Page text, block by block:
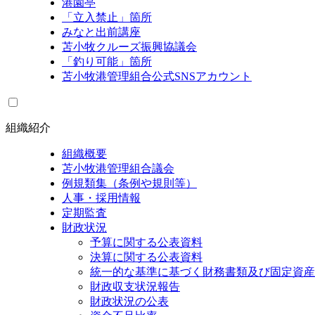
港園亭
「立入禁止」箇所
みなと出前講座
苫小牧クルーズ振興協議会
「釣り可能」箇所
苫小牧港管理組合公式SNSアカウント
組織紹介
組織概要
苫小牧港管理組合議会
例規類集（条例や規則等）
人事・採用情報
定期監査
財政状況
予算に関する公表資料
決算に関する公表資料
統一的な基準に基づく財務書類及び固定資
財政収支状況報告
財政状況の公表